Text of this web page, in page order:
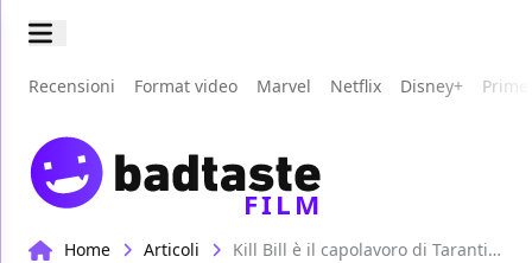
Recensioni Format video Marvel Netflix Disney+
FILM
Home Articoli Kill Bill è il capolavoro di Tarantino? - MultiVersus 1x03